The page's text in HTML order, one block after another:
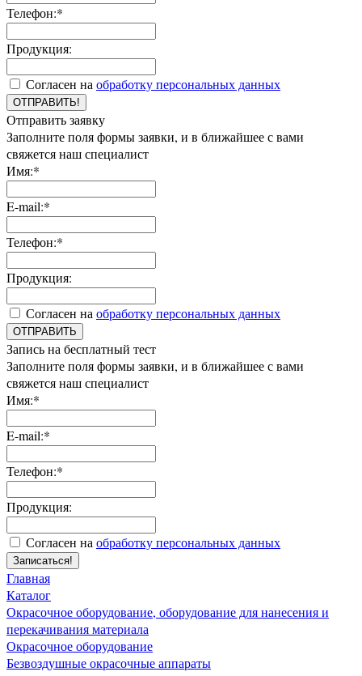
Телефон:*
Продукция:
Согласен на обработку персональных данных
ОТПРАВИТЬ!
Отправить заявку
Заполните поля формы заявки, и в ближайшее с вами
свяжется наш специалист
Имя:*
E-mail:*
Телефон:*
Продукция:
Согласен на обработку персональных данных
ОТПРАВИТЬ
Запись на бесплатный тест
Заполните поля формы заявки, и в ближайшее с вами
свяжется наш специалист
Имя:*
E-mail:*
Телефон:*
Продукция:
Согласен на обработку персональных данных
Записаться!
Главная
Каталог
Окрасочное оборудование, оборудование для нанесения и
перекачивания материала
Окрасочное оборудование
Безвоздушные окрасочные аппараты